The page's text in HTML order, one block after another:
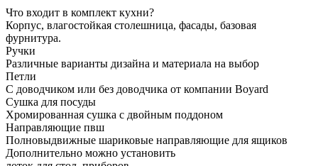
Что входит в комплект кухни?
Корпус, влагостойкая столешница, фасады, базовая
фурнитура.
Ручки
Различные варианты дизайна и материала на выбор
Петли
С доводчиком или без доводчика от компании Boyard
Сушка для посуды
Хромированная сушка с двойным поддоном
Направляющие пвш
Полновыдвижные шариковые направляющие для ящиков
Дополнительно можно установить